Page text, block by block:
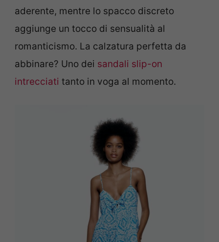
aderente, mentre lo spacco discreto
aggiunge un tocco di sensualità al
romanticismo. La calzatura perfetta da
abbinare? Uno dei sandali slip-on
intrecciati tanto in voga al momento.